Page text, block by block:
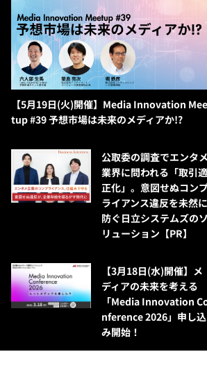
【5月19日(火)開催】Media Innovation Mee
tup #39 予想市場は未来のメディアか!?
公​​取委の調査でエンタメ
業界に問われる「取引適
正化」。意図せぬコン
ライアンス違反を未然に
防ぐ日立システムズのソ
リューション​【PR】
【3月18日(水)開催】メ
ディアの未来を考える
「Media Innovation
nference 2026」申し込
み開始！